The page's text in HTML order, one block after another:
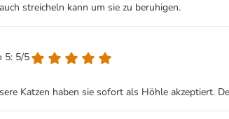
streicheln kann um sie zu beruhigen.
5: 5/5
Katzen haben sie sofort als Höhle akzeptiert.